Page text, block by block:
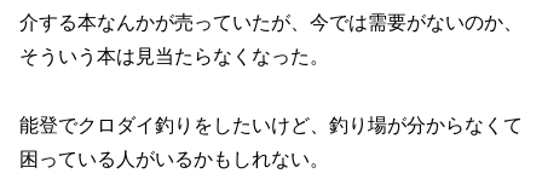
介する本なんかが売っていたが、今では需要がないのか、
そういう本は見当たらなくなった。
能登でクロダイ釣りをしたいけど、釣り場が分からなくて
困っている人がいるかもしれない。